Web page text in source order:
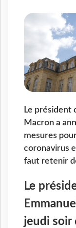
Le président
Macron a
mesures
coronavirus
faut retenir
Le
jeudi soir